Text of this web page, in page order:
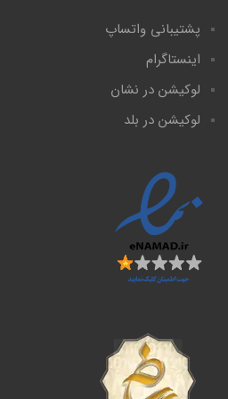
پشتیبانی واتساپ
اینستاگرام
لوکیشن در نشان
لوکیشن در بلد